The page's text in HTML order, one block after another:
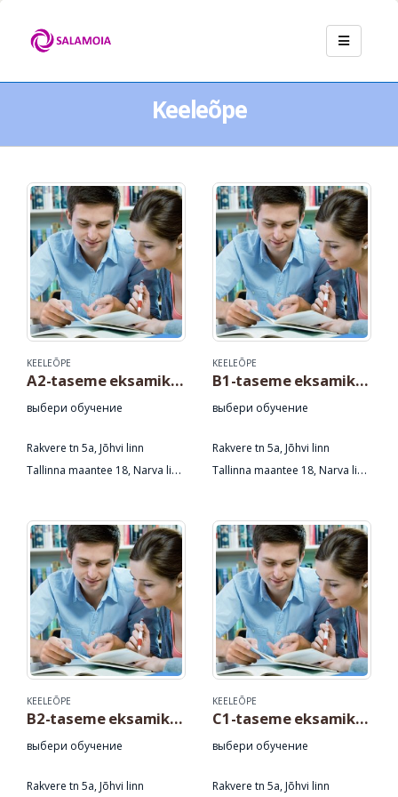
Keeleõpe
KEELEÕPE
A2-taseme eksamiks ettevalmistav eesti keele täienduskoolitus
выбери обучение
Rakvere tn 5a, Jõhvi linn
Tallinna maantee 18, Narva linn
KEELEÕPE
B1-taseme eksamiks ettevalmistav eesti keele täienduskoolitus
выбери обучение
Rakvere tn 5a, Jõhvi linn
Tallinna maantee 18, Narva linn
KEELEÕPE
B2-taseme eksamiks ettevalmistav eesti keele täienduskoolitus
выбери обучение
Rakvere tn 5a, Jõhvi linn
KEELEÕPE
C1-taseme eksamiks ettevalmistav eesti keele täienduskoolitus
выбери обучение
Rakvere tn 5a, Jõhvi linn